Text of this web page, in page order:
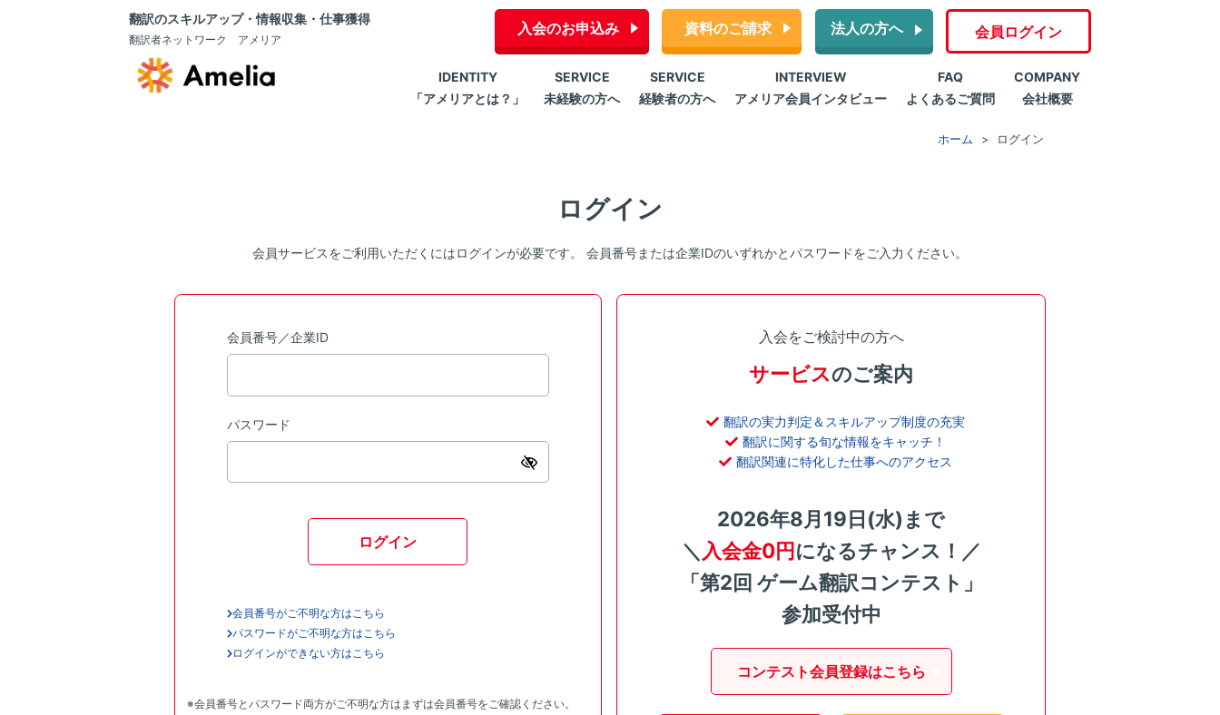
翻訳のスキルアップ・情報収集・仕事獲得
翻訳者ネットワーク アメリア
入会のお申込み 資料のご請求 法人の方へ 会員ログイン
IDENTITY
「アメリアとは？」
SERVICE
未経験の方へ
SERVICE
経験者の方へ
INTERVIEW
アメリア会員インタビュー
FAQ
よくあるご質問
COMPANY
会社概要
ホーム ログイン
ログイン
会員サービスをご利用いただくにはログインが必要です。 会員番号または企業IDのいずれかとパスワードをご入力ください。
会員番号／企業ID
パスワード
ログイン
会員番号がご不明な方はこちら
パスワードがご不明な方はこちら
ログインができない方はこちら
※会員番号とパスワード両方がご不明な方はまずは会員番号をご確認ください。
入会をご検討中の方へ
サービスのご案内
翻訳の実力判定＆スキルアップ制度の充実
翻訳に関する旬な情報をキャッチ！
翻訳関連に特化した仕事へのアクセス
2026年8月19日(水)まで
＼ 入会金0円になるチャンス！／
「第2回 ゲーム翻訳コンテスト」
参加受付中
コンテスト会員登録はこちら